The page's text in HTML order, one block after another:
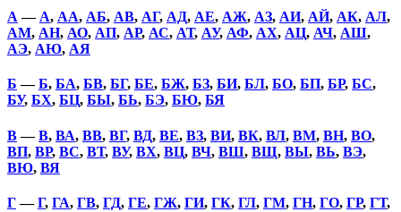
А — А, АА, АБ, АВ, АГ, АД, АЕ, АЖ, АЗ, АИ, АЙ, АК, АЛ,
АМ, АН, АО, АП, АР, АС, АТ, АУ, АФ, АХ, АЦ, АЧ, АШ,
АЭ, АЮ, АЯ
Б —Б, БА, БВ, БГ, БЕ, БЖ, БЗ, БИ, БЛ, БО, БП, БР, БС,
БУ, БХ, БЦ, БЫ, БЬ, БЭ, БЮ, БЯ
В—В, ВА, ВВ, ВГ, ВД, ВЕ, ВЗ, ВИ, ВК, ВЛ, ВМ, ВН, ВО,
ВП, ВР, ВС, ВТ, ВУ, ВХ, ВЦ, ВЧ, ВШ, ВЩ, ВЫ, ВЬ, ВЭ,
ВЮ, ВЯ
Г—Г, ГА, ГВ, ГД, ГЕ, ГЖ, ГИ, ГК, ГЛ, ГМ, ГН, ГО, ГР, ГТ,